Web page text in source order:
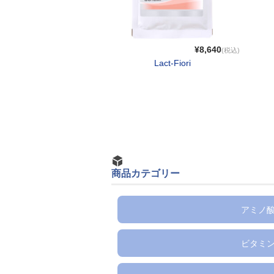
¥8,640(税込)
Lact-Fiori
商品カテゴリー
アミノ
ビタミ